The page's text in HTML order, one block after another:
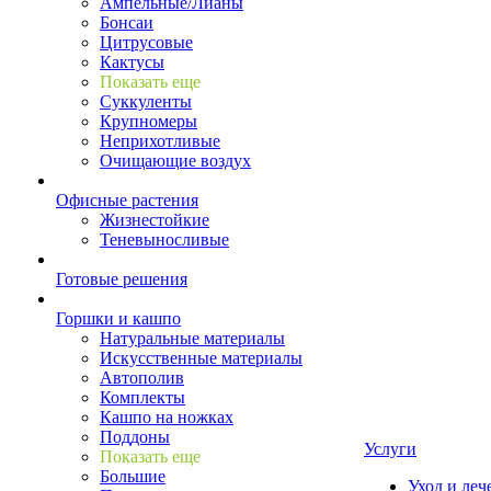
Бонсаи
Цитрусовые
Кактусы
Показать еще
Суккуленты
Крупномеры
Неприхотливые
Очищающие воздух
Офисные растения
Жизнестойкие
Теневыносливые
Готовые решения
Горшки и кашпо
Натуральные материалы
Искусственные материалы
Автополив
Комплекты
Кашпо на ножках
Поддоны
Показать еще
Большие
Услуги
Уход и